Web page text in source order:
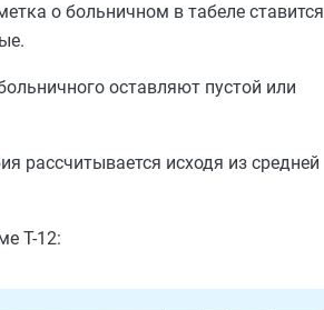
о больничном в табеле ставится
оставляют пустой или
рассчитывается исходя из средней
Т-12: